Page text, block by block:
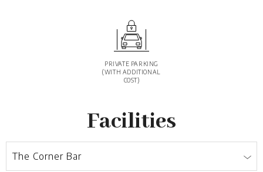
PRIVATE PARKING
(WITH ADDITIONAL
COST)
Facilities